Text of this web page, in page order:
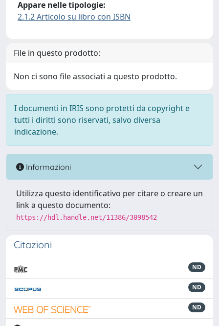
Appare nelle tipologie:
2.1.2 Articolo su libro con ISBN
File in questo prodotto:
Non ci sono file associati a questo prodotto.
I documenti in IRIS sono protetti da copyright e
tutti i diritti sono riservati, salvo diversa
indicazione.
Informazioni
Utilizza questo identificativo per citare o creare un
link a questo documento:
https://hdl.handle.net/11386/3098542
Citazioni
ND
ND
ND